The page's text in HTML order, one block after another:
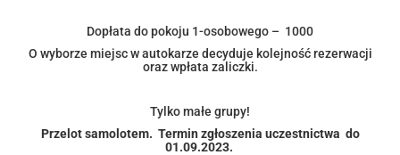
Dopłata do pokoju 1-osobowego – 1000
O wyborze miejsc w autokarze decyduje kolejność rezerwacji
oraz wpłata zaliczki.
Tylko małe grupy!
Przelot samolotem. Termin zgłoszenia uczestnictwa do
01.09.2023.